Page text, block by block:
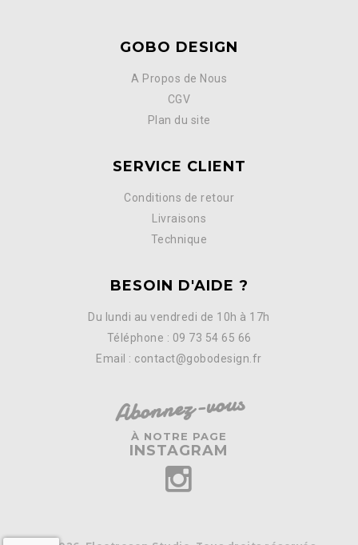
GOBO DESIGN
A Propos de Nous
CGV
Plan du site
SERVICE CLIENT
Conditions de retour
Livraisons
Technique
BESOIN D'AIDE ?
Du lundi au vendredi de 10h à 17h
Téléphone : 09 73 54 65 66
Email : contact@gobodesign.fr
Abonnez-vous
À NOTRE PAGE
INSTAGRAM